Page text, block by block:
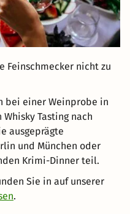
Feinschmecker nicht zu
bei einer Weinprobe in
Tasting nach
ausgeprägte
und München oder
Krimi-Dinner teil.
Sie in auf unserer
.